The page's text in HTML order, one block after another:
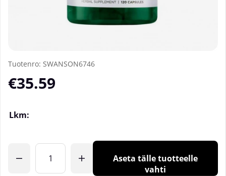
Tuotenro: SWANSON6746
€35.59
Lkm:
Aseta tälle tuotteelle
vahti